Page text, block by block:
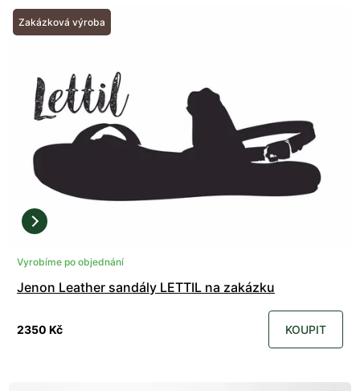
Zakázková výroba
Vyrobíme po objednání
Jenon Leather sandály LETTIL na zakázku
2350 Kč KOUPIT